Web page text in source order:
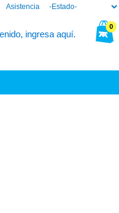
Asistencia
0
ingresa aquí.